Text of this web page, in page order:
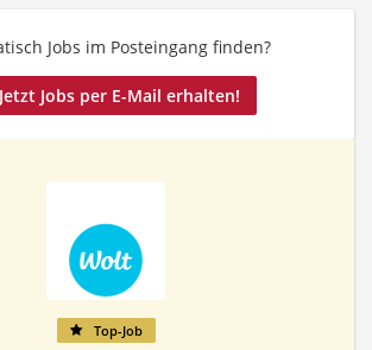
Jobs im Posteingang finden?
Jetzt Jobs per E-Mail erhalten!
Top-Job